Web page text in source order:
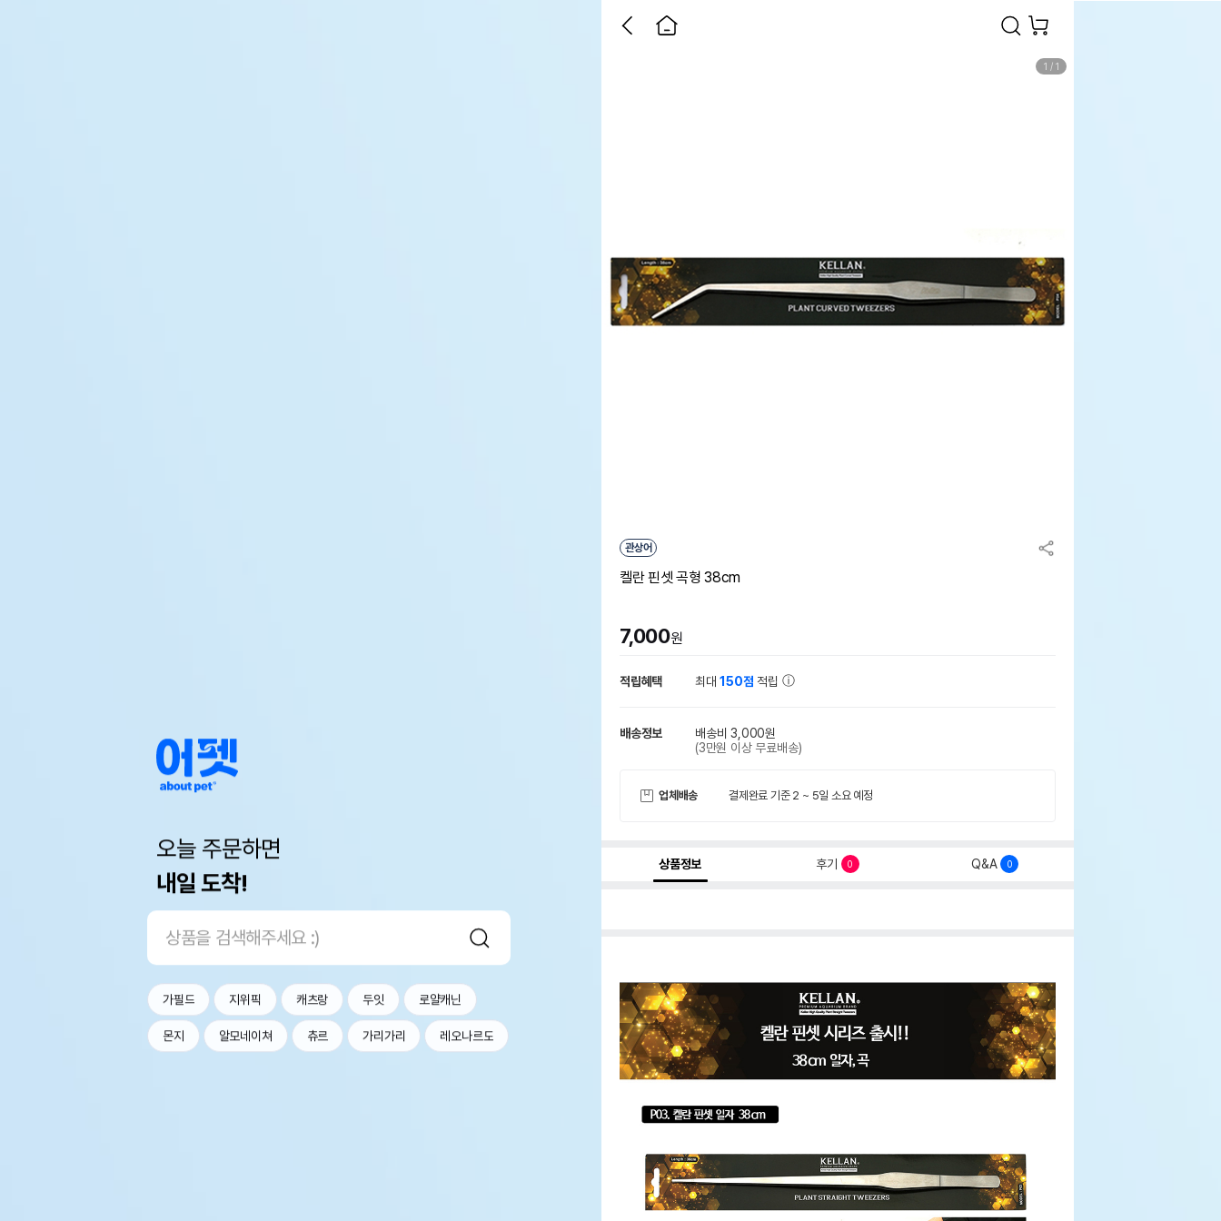
오늘 주문하면
내일 도착!
가필드 지위픽 캐츠랑 두잇 로얄캐닌
몬지 알모네이쳐 츄르 가리가리 레오나르도
1 / 1
관상어
켈란 핀셋 곡형 38cm
7,000원
적립혜택 최대150점 적립
배송정보
배송비 3,000원
(3만원 이상 무료배송)
업체배송 결제완료 기준 2 ~ 5일 소요 예정
상품정보 후기 0 Q&A 0